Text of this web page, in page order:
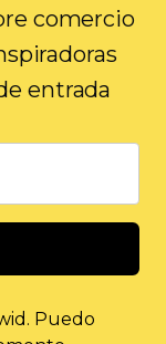
comercio
entrada
Puedo